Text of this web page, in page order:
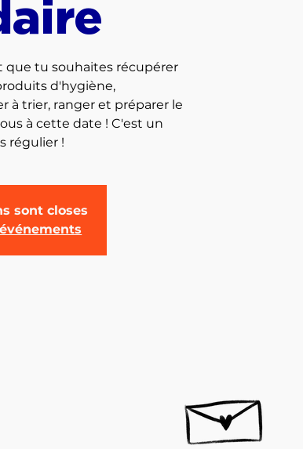
que tu souhaites récupérer
d'hygiène,
à trier, ranger et préparer le
à cette date ! C'est un
sont closes